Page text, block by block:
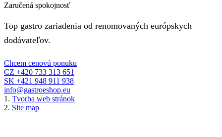
Zaručená spokojnosť
Top gastro zariadenia od renomovaných európskych
dodávateľov.
Chcem cenovú ponuku
CZ +420 733 313 651
SK +421 948 911 938
info@gastroeshop.eu
1. Tvorba web stránok
2. Site map